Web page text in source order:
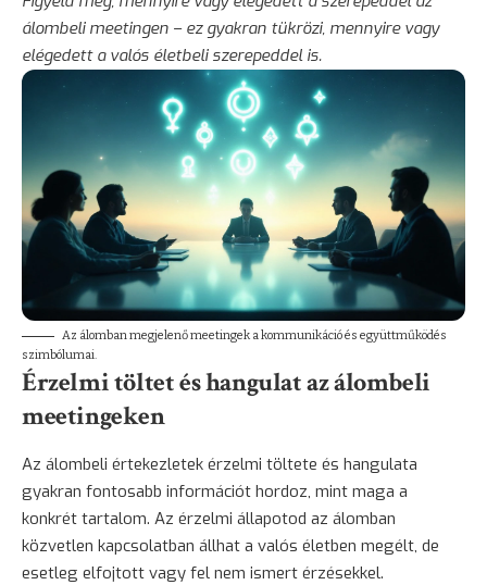
álombeli meetingen – ez gyakran tükrözi, mennyire vagy
elégedett a valós életbeli szerepeddel is.
Az álomban megjelenő meetingek a kommunikáció és együttműködés
szimbólumai.
Érzelmi töltet és hangulat az álombeli
meetingeken
Az álombeli értekezletek érzelmi töltete és hangulata
gyakran fontosabb információt hordoz, mint maga a
konkrét tartalom. Az érzelmi állapotod az álomban
közvetlen kapcsolatban állhat a valós életben megélt, de
esetleg elfojtott vagy fel nem ismert érzésekkel.